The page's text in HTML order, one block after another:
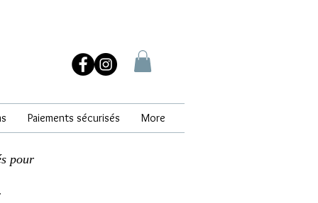
Paiements sécurisés More
pour